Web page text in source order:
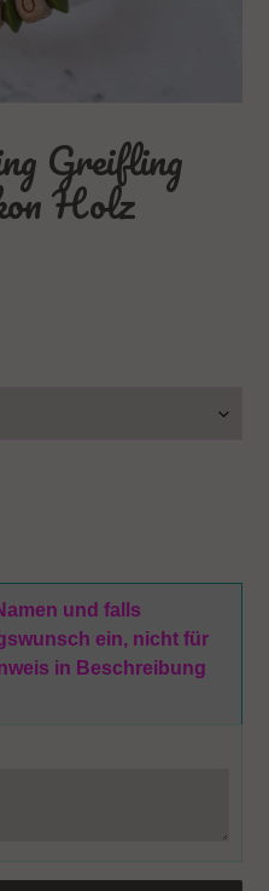
Greifling
Holz
und falls
ein, nicht für
in Beschreibung